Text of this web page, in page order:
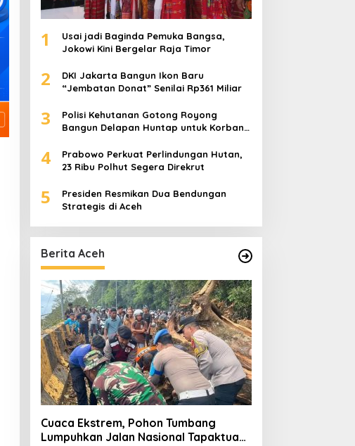
1
Usai jadi Baginda Pemuka Bangsa,
Jokowi Kini Bergelar Raja Timor
2
DKI Jakarta Bangun Ikon Baru
“Jembatan Donat” Senilai Rp361 Miliar
3
Polisi Kehutanan Gotong Royong
Bangun Delapan Huntap untuk Korban
4
Prabowo Perkuat Perlindungan Hutan,
23 Ribu Polhut Segera Direkrut
5
Presiden Resmikan Dua Bendungan
Strategis di Aceh
Berita Aceh
Cuaca Ekstrem, Pohon Tumbang
Lumpuhkan Jalan Nasional Tapaktuan-